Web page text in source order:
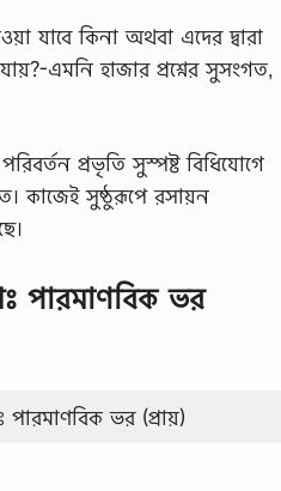
যাবে কিনা অথবা এদের দ্বারা
এমনি হাজার প্রশ্নের সুসংগত,
প্রভৃতি সুস্পষ্ট বিধিযোগে
কাজেই সুষ্ঠুরূপে রসায়ন
পারমাণবিক ভর
ভর (প্রায়)